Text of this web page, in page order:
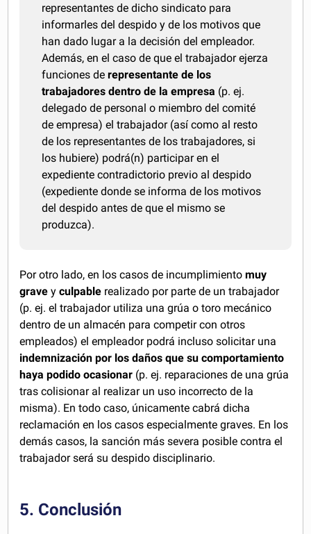
representantes de dicho sindicato para
informarles del despido y de los motivos que
han dado lugar a la decisión del empleador.
Además, en el caso de que el trabajador ejerza
funciones derepresentante de los
trabajadores dentro de la empresa (p. ej.
delegado de personal o miembro del comité
de empresa) el trabajador (así como al resto
de los representantes de los trabajadores, si
los hubiere) podrá(n) participar en el
expediente contradictorio previo al despido
(expediente donde se informa de los motivos
del despido antes de que el mismo se
produzca).
Por otro lado, en los casos de incumplimientomuy
gravey culpable realizado por parte de un trabajador
(p. ej. el trabajador utiliza una grúa o toro mecánico
dentro de un almacén para competir con otros
empleados) el empleador podrá incluso solicitar una
indemnización por los daños que su comportamiento
haya podido ocasionar (p. ej. reparaciones de una grúa
tras colisionar al realizar un uso incorrecto de la
misma). En todo caso, únicamente cabrá dicha
reclamación en los casos especialmente graves. En los
demás casos, la sanción más severa posible contra el
trabajador será su despido disciplinario.
5. Conclusión